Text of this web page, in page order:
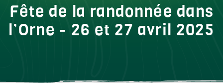
Fête de la randonnée dans
l’Orne - 26 et 27 avril 2025